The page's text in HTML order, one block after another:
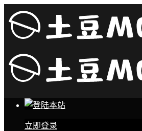
立即登录